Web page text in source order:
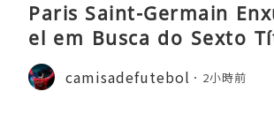
Paris Saint-Germain
el em Busca do Sexto
ecutivo da Liga
camisadefutebol 2小時前